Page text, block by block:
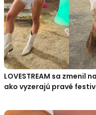
LOVESTREAM sa zmenil
ako vyzerajú pravé